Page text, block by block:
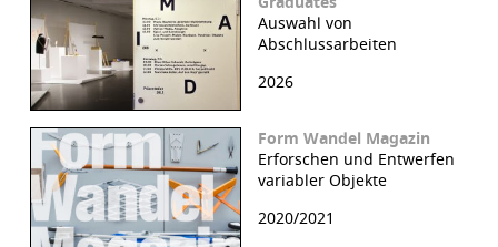
Auswahl von
Abschlussarbeiten
2026
Form Wandel Magazin
Erforschen und Entwerfen
variabler Objekte
2020/2021